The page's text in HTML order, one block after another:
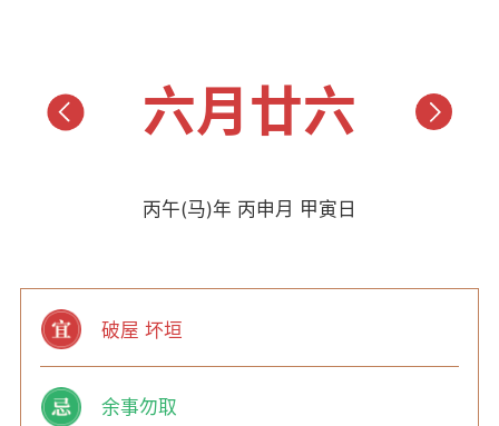
六月廿六
丙午(马)年 丙申月 甲寅日
破屋 坏垣
余事勿取